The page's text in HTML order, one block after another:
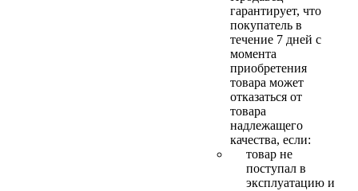
гарантирует, что
покупатель в
течение 7 дней с
момента
приобретения
товара может
отказаться от
товара
надлежащего
качества, если:
товар не
поступал в
эксплуатацию и